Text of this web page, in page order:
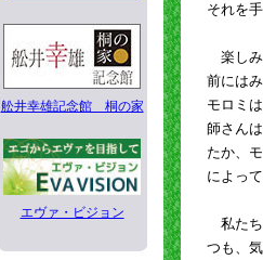
舩井幸雄記念館 桐の家
エヴァ・ビジョン
それを
楽しみ
前には
モロミ
師さん
たか、
によっ
私たち
つも、